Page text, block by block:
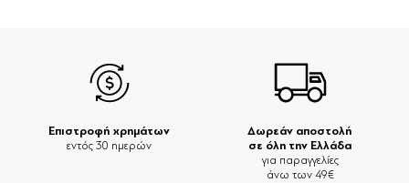
Δωρεάν αποστολή
σε όλη την Ελλάδα
για παραγγελίες
άνω των 49€
Επιστροφή χρημάτων
εντός 30 ημερών